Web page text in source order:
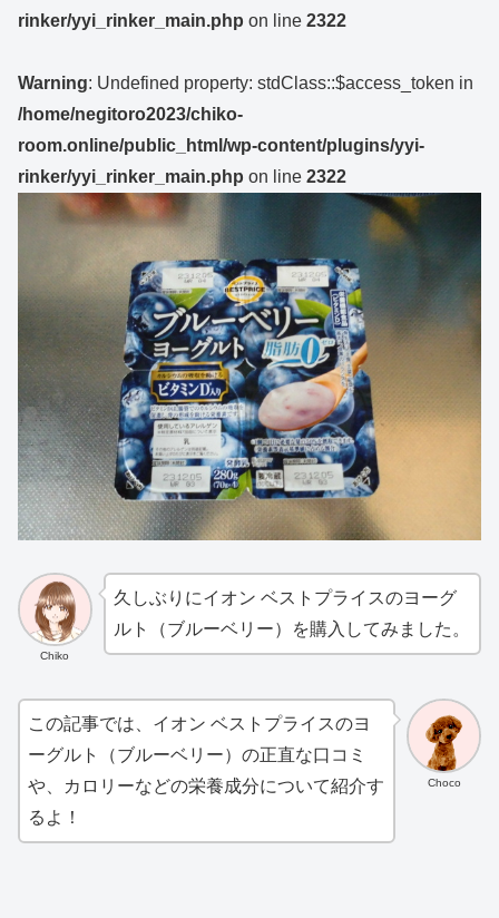
rinker/yyi_rinker_main.php on line 2322
Warning: Undefined property: stdClass::$access_token in
/home/negitoro2023/chiko-
room.online/public_html/wp-content/plugins/yyi-
rinker/yyi_rinker_main.php on line 2322
Chiko
久しぶりにイオン ベストプライスのヨーグ
ルト（ブルーベリー）を購入してみました。
Choco
この記事では、イオン ベストプライスのヨ
ーグルト（ブルーベリー）の正直な口コミ
や、カロリーなどの栄養成分について紹介す
るよ！